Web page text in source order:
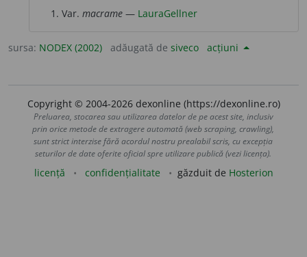
Var. macrame — LauraGellner
sursa: NODEX (2002) adăugată de siveco acțiuni
Copyright © 2004-2026 dexonline (https://dexonline.ro)
Preluarea, stocarea sau utilizarea datelor de pe acest site, inclusiv
prin orice metode de extragere automată (web scraping, crawling),
sunt strict interzise fără acordul nostru prealabil scris, cu excepția
seturilor de date oferite oficial spre utilizare publică (vezi licența).
licență confidențialitate găzduit de Hosterion